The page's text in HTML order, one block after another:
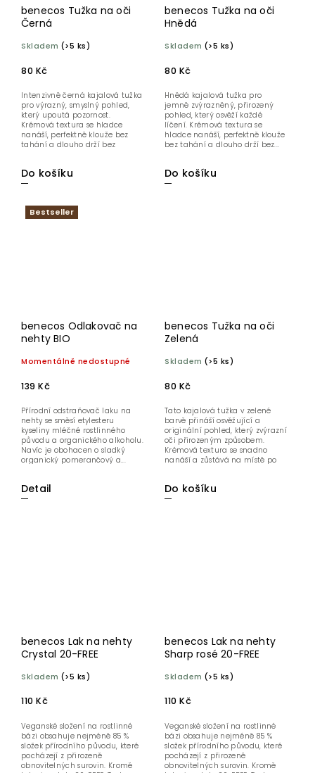
benecos Tužka na oči
Černá
Skladem (>5 ks)
80 Kč
Do košíku
Intenzivně černá kajalová tužka
pro výrazný, smyslný pohled,
který upoutá pozornost.
Krémová textura se hladce
nanáší, perfektně klouže bez
tahání a dlouho drží bez
benecos Tužka na oči
Hnědá
Skladem (>5 ks)
80 Kč
Do košíku
Hnědá kajalová tužka pro
jemně zvýrazněný, přirozený
pohled, který osvěží každé
líčení. Krémová textura se
hladce nanáší, perfektně klouže
bez tahání a dlouho drží bez...
Bestseller
benecos Odlakovač na
nehty BIO
Momentálně nedostupné
139 Kč
Detail
Přírodní odstraňovač laku na
nehty se směsí etylesteru
kyseliny mléčné rostlinného
původu a organického alkoholu.
Navíc je obohacen o sladký
organický pomerančový a...
benecos Tužka na oči
Zelená
Skladem (>5 ks)
80 Kč
Do košíku
Tato kajalová tužka v zelené
barvě přináší osvěžující a
originální pohled, který zvýrazní
oči přirozeným způsobem.
Krémová textura se snadno
nanáší a zůstává na místě po
benecos Lak na nehty
Crystal 20-FREE
Skladem (>5 ks)
110 Kč
Veganské složení na rostlinné
bázi obsahuje nejméně 85 %
složek přírodního původu, které
pocházejí z přirozeně
obnovitelných surovin. Kromě
benecos Lak na nehty
Sharp rosé 20-FREE
Skladem (>5 ks)
110 Kč
Veganské složení na rostlinné
bázi obsahuje nejméně 85 %
složek přírodního původu, které
pocházejí z přirozeně
obnovitelných surovin. Kromě